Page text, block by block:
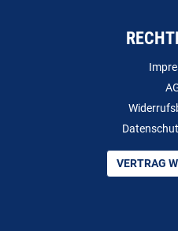
VERTRAG